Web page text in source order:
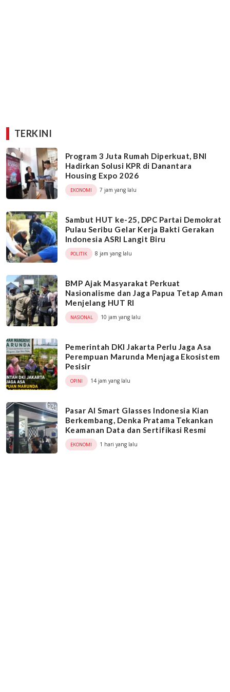
TERKINI
Program 3 Juta Rumah Diperkuat, BNI
Hadirkan Solusi KPR di Danantara
Housing Expo 2026
EKONOMI 7 jam yang lalu
Sambut HUT ke-25, DPC Partai Demokrat
Pulau Seribu Gelar Kerja Bakti Gerakan
Indonesia ASRI Langit Biru
POLITIK 8 jam yang lalu
BMP Ajak Masyarakat Perkuat
Nasionalisme dan Jaga Papua Tetap Aman
Menjelang HUT RI
NASIONAL 10 jam yang lalu
Pemerintah DKI Jakarta Perlu Jaga Asa
Perempuan Marunda Menjaga Ekosistem
Pesisir
OPINI 14 jam yang lalu
Pasar AI Smart Glasses Indonesia Kian
Berkembang, Denka Pratama Tekankan
Keamanan Data dan Sertifikasi Resmi
EKONOMI 1 hari yang lalu